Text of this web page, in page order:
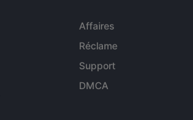
Affaires
Réclame
Support
DMCA